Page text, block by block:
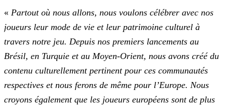
« Partout où nous allons, nous voulons célébrer avec nos
joueurs leur mode de vie et leur patrimoine culturel à
travers notre jeu. Depuis nos premiers lancements au
Brésil, en Turquie et au Moyen-Orient, nous avons créé du
contenu culturellement pertinent pour ces communautés
respectives et nous ferons de même pour l’Europe. Nous
croyons également que les joueurs européens sont de plus